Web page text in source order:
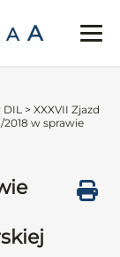
A A
DIL > XXXVII Zjazd
2018 w sprawie